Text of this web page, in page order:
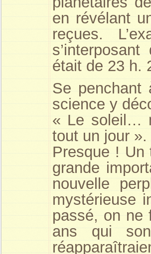
en révélant
reçues.
était de 23 h.
Se penchant
science y
« Le soleil…
tout un jour ».
Presque !
grande
nouvelle
mystérieuse
passé, on ne
ans qui